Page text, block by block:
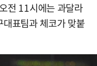
전 11시에는 과달라
표팀과 체코가 맞붙